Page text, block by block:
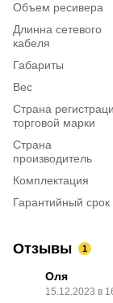
Объем ресивера
Длинна сетевого
кабеля
Габариты
Вес
Страна
торговой марки
Страна
производитель
Комплектация
Гарантийный срок
Отзывы 1
Оля
15.12.2023 в